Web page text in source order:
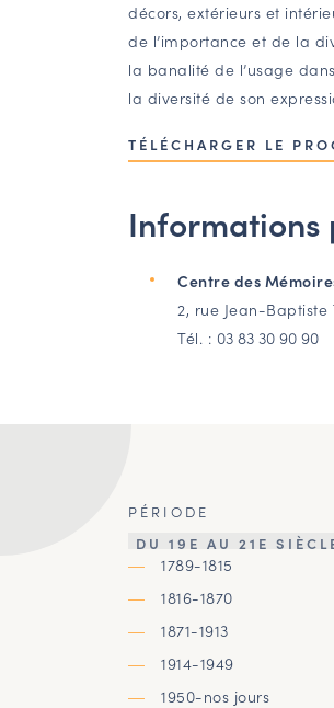
décors, extérieurs et
de l’importance et de la
la banalité de l’usage
la diversité de son
TÉLÉCHARGER LE
Informations
Centre des
2, rue Jean-
Tél. : 03 83 30 90 90
PÉRIODE
DU 19E AU 21E
1789-1815
1816-1870
1871-1913
1914-1949
1950-nos jours